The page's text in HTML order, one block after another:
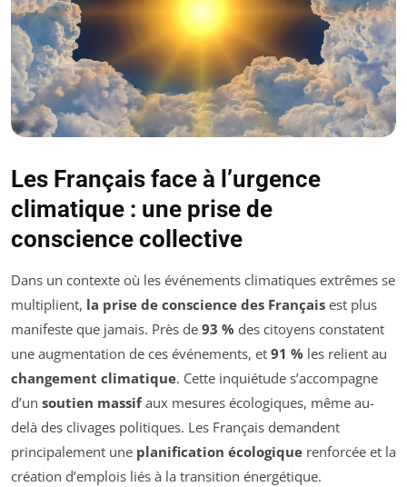
Les Français face à l’urgence
climatique : une prise de
conscience collective
Dans un contexte où les événements climatiques extrêmes se
multiplient, la prise de conscience des Français est plus
manifeste que jamais. Près de 93 % des citoyens constatent
une augmentation de ces événements, et 91 % les relient au
changement climatique. Cette inquiétude s’accompagne
d’un soutien massifaux mesures écologiques, même au-
delà des clivages politiques. Les Français demandent
principalement une planification écologique renforcée et la
création d’emplois liés à la transition énergétique.